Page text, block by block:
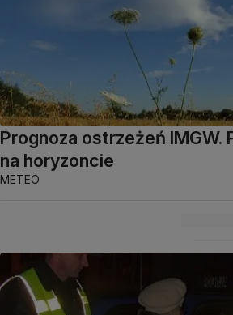
Prognoza ostrzeżeń IMGW.
na horyzoncie
METEO